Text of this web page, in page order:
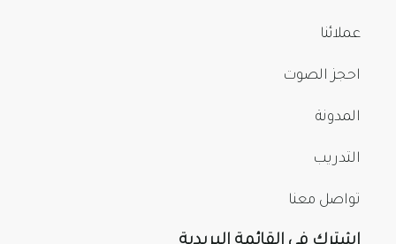
عملائنا
احجز الصوت
المدونة
التدريب
تواصل معنا